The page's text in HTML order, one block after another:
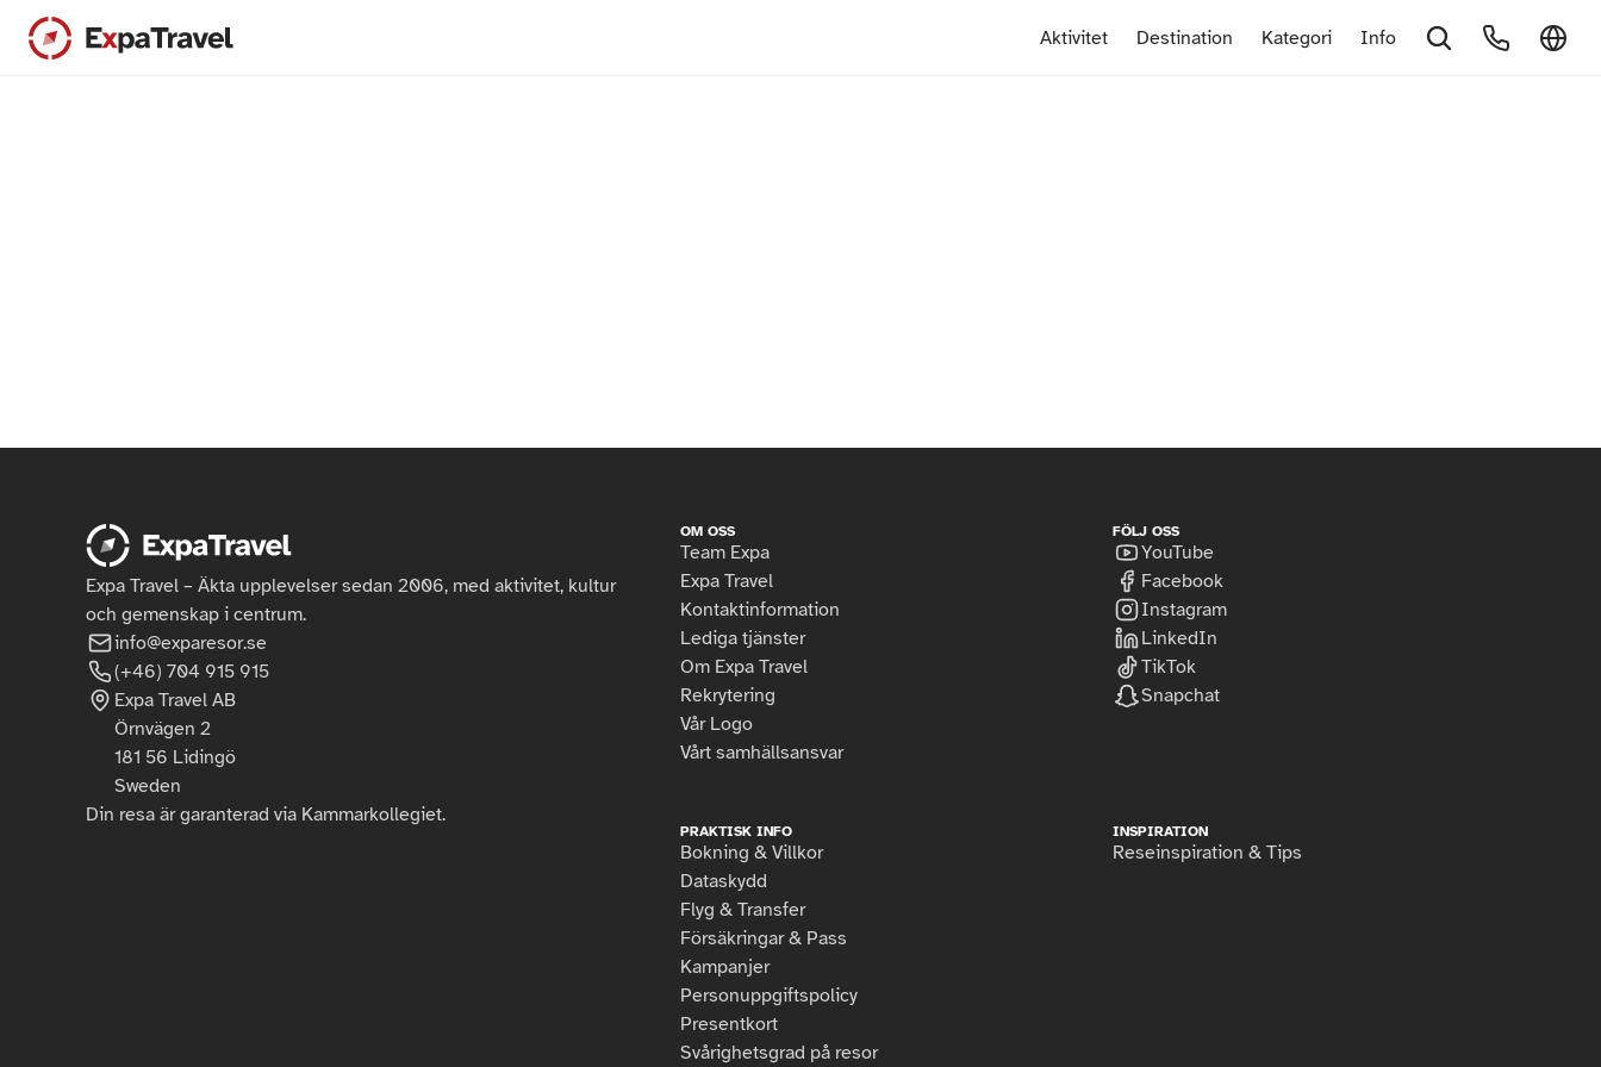
Aktivitet Destination Kategori Info
Expa Travel – Äkta upplevelser sedan 2006, med aktivitet, kultur
och gemenskap i centrum.
info@exparesor.se
(+46) 704 915 915
Expa Travel AB
Örnvägen 2
181 56 Lidingö
Sweden
Din resa är garanterad via Kammarkollegiet.
OM OSS
Team Expa
Expa Travel
Kontaktinformation
Lediga tjänster
Om Expa Travel
Rekrytering
Vår Logo
Vårt samhällsansvar
FÖLJ OSS
YouTube
Facebook
Instagram
LinkedIn
TikTok
Snapchat
PRAKTISK INFO
Bokning & Villkor
Dataskydd
Flyg & Transfer
Försäkringar & Pass
Kampanjer
Personuppgiftspolicy
Presentkort
Svårighetsgrad på resor
INSPIRATION
Reseinspiration & Tips